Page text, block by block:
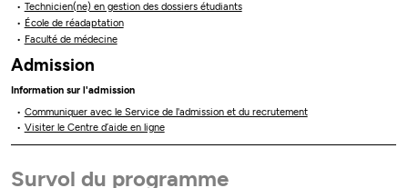
Technicien(ne) en gestion des dossiers étudiants
École de réadaptation
Faculté de médecine
Admission
Information sur l'admission
Communiquer avec le Service de l'admission et du recrutement
Visiter le Centre d’aide en ligne
Survol du programme